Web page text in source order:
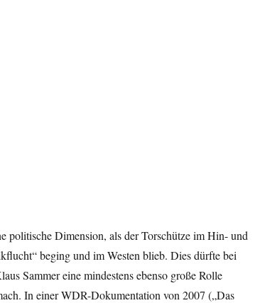
politische Dimension, als der Torschütze im Hin- und
beging und im Westen blieb. Dies dürfte bei
Sammer eine mindestens ebenso große Rolle
In einer WDR-Dokumentation von 2007 („Das